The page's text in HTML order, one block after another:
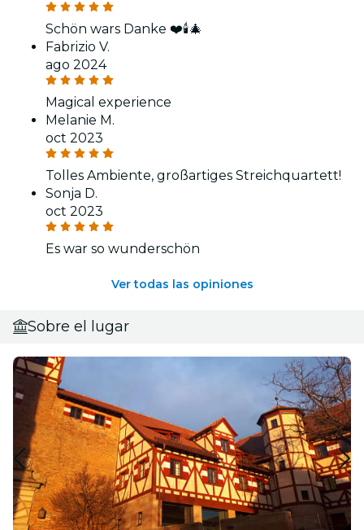
Schön wars Danke ❤️🕯️🎄
Fabrizio V.
ago 2024
Magical experience
Melanie M.
oct 2023
Tolles Ambiente, großartiges Streichquartett!
Sonja D.
oct 2023
Es war so wunderschön
Ver todas las opiniones
Sobre el lugar